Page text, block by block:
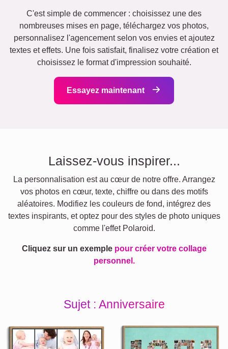
C'est simple de commencer : choisissez une des
nombreuses mises en page, téléchargez vos photos,
personnalisez l'agencement selon vos envies et ajoutez
textes et effets. Une fois satisfait, finalisez votre création et
choisissez le format d'impression souhaité.
Essayez maintenant
Laissez-vous inspirer...
La personnalisation est au cœur de notre offre. Arrangez
vos photos en cœur, texte, chiffre ou dans des motifs
aléatoires. Modifiez les couleurs de fond, intégrez des
textes inspirants, et optez pour des styles de photo uniques
comme l'effet Polaroid.
Cliquez sur un exemple pour créer votre collage
personnel.
Sujet : Anniversaire